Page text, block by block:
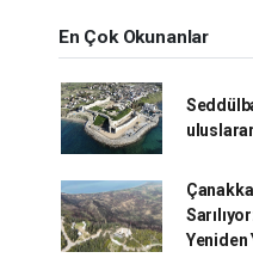
En Çok Okunanlar
Yeniden